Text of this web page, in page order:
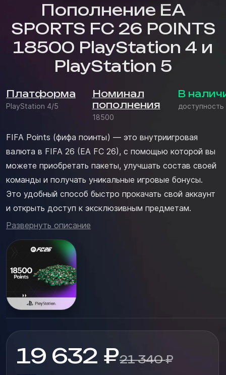
Пополнение EA
SPORTS FC 26 POINTS
18500 PlayStation 4 и
PlayStation 5
Платформа
PlayStation 4/5
Номинал
пополнения
18500
В
доступность
FIFA Points (фифа поинты) — это внутриигровая
валюта в FIFA 26 (EA FC 26), с помощью которой вы
можете приобретать пакеты, улучшать состав своей
команды и получать уникальные игровые бонусы.
Это удобный способ быстро прокачать свой аккаунт
и открыть доступ к эксклюзивным предметам.
Развернуть описание
19 632 ₽21 340 ₽